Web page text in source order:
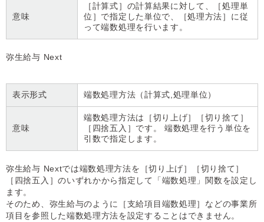
意味
［計算式］の計算結果に対して、［処理単
位］で指定した単位で、［処理方法］に従
って端数処理を行います。
弥生給与 Next
表示形式 端数処理方法（計算式,処理単位）
意味
端数処理方法は［切り上げ］［切り捨て］
［四捨五入］です。 端数処理を行う単位を
引数で指定します。
弥生給与 Nextでは端数処理方法を［切り上げ］［切り捨て］
［四捨五入］のいずれかから指定して「端数処理」関数を設定し
ます。
そのため、弥生給与のように［支給項目端数処理］などの事業所
項目を参照した端数処理方法を設定することはできません。